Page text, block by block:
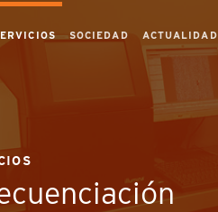
SOCIEDAD ACTUALIDAD